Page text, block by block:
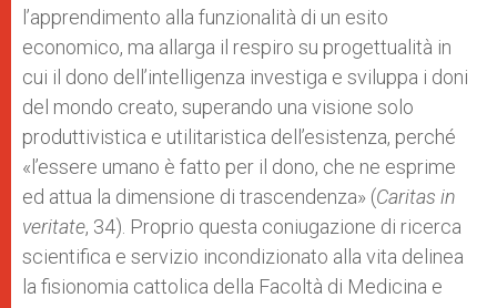
l’apprendimento alla funzionalità di un esito
economico, ma allarga il respiro su progettualità in
cui il dono dell’intelligenza investiga e sviluppa i doni
del mondo creato, superando una visione solo
produttivistica e utilitaristica dell’esistenza, perché
«l’essere umano è fatto per il dono, che ne esprime
ed attua la dimensione di trascendenza» (Caritas in
veritate, 34). Proprio questa coniugazione di ricerca
scientifica e servizio incondizionato alla vita delinea
la fisionomia cattolica della Facoltà di Medicina e